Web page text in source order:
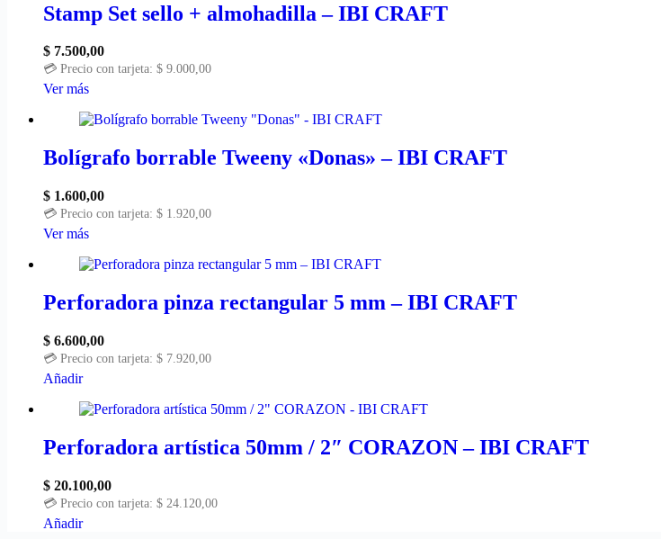
Stamp Set sello + almohadilla – IBI CRAFT
$ 7.500,00
💳 Precio con tarjeta: $ 9.000,00
Ver másEste
tiene
variantes.
Las
se
pueden
elegir
la
de
producto
Bolígrafo borrable Tweeny «Donas» – IBI CRAFT
$ 1.600,00
💳 Precio con tarjeta: $ 1.920,00
Ver másEste
tiene
variantes.
Las
se
pueden
la
de
producto
Perforadora pinza rectangular 5 mm – IBI CRAFT
$ 6.600,00
💳 Precio con tarjeta: $ 7.920,00
Añadir
Perforadora artística 50mm / 2″ CORAZON – IBI CRAFT
$ 20.100,00
💳 Precio con tarjeta: $ 24.120,00
Añadir